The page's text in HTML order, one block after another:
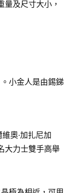
及尺寸大小，
小金人是由錫銻
奧·加扎尼加
大力士雙手高舉